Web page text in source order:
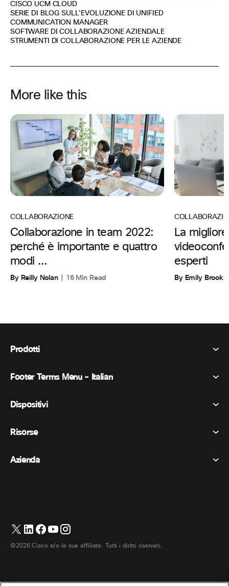
CISCO UCM CLOUD
SERIE DI BLOG SULL'EVOLUZIONE DI UNIFIED
COMMUNICATION MANAGER
SOFTWARE DI COLLABORAZIONE AZIENDALE
STRUMENTI DI COLLABORAZIONE PER LE AZIENDE
More like this
COLLABORAZIONE
Collaborazione in team 2022:
perché è importante e quattro
modi ...
By Reilly Nolan 16 Min Read
La
esperti
By Emily Brooks
Prodotti
Webex Suite
Messaggistica
Eventi
Lavagna bianca
Footer Terms Menu - Italian
Termini e condizioni
Marchi
Français (Francese)
Dispositivi
Dispositivi della stanza
Cuffie
Risorse
Prezzi
Azienda
Contatta il supporto
Contatta il reparto vendite
©2026 Cisco e/o le sue affiliate. Tutti i diritti riservati.